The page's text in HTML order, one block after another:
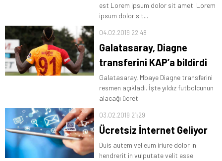
est Lorem ipsum dolor sit amet. Lorem
ipsum dolor sit...
04.02.2019 22:48
Galatasaray, Diagne
transferini KAP’a bildirdi
Galatasaray, Mbaye Diagne transferini
resmen açıkladı. İşte yıldız futbolcunun
alacağı ücret.
03.02.2019 21:29
Ücretsiz İnternet Geliyor
Duis autem vel eum iriure dolor in
hendrerit in vulputate velit esse